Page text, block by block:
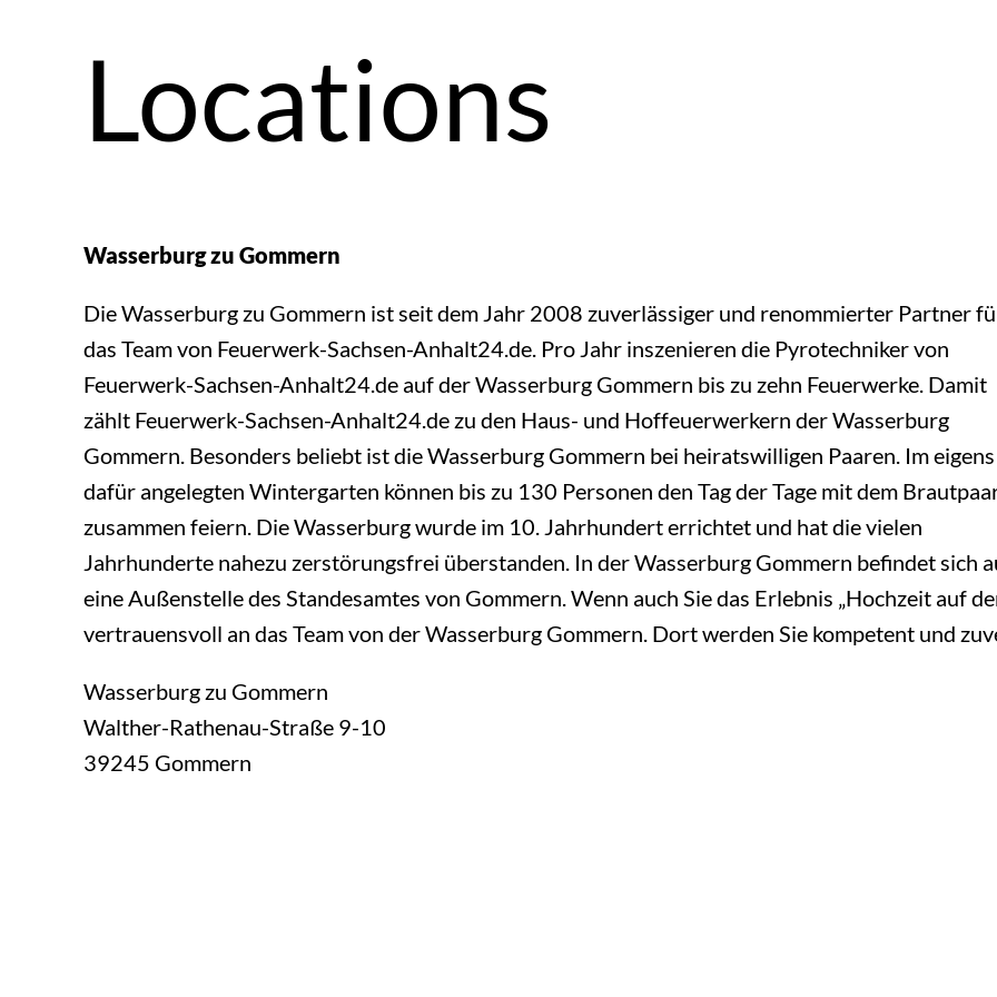
Locations
Wasserburg zu Gommern
Die Wasserburg zu Gommern ist seit dem Jahr 2008 zuverlässiger und renommierter Partner
das Team von Feuerwerk-Sachsen-Anhalt24.de. Pro Jahr inszenieren die Pyrotechniker von
Feuerwerk-Sachsen-Anhalt24.de auf der Wasserburg Gommern bis zu zehn Feuerwerke. Damit
zählt Feuerwerk-Sachsen-Anhalt24.de zu den Haus- und Hoffeuerwerkern der Wasserburg
Gommern. Besonders beliebt ist die Wasserburg Gommern bei heiratswilligen Paaren. Im eigens
dafür angelegten Wintergarten können bis zu 130 Personen den Tag der Tage mit dem
zusammen feiern. Die Wasserburg wurde im 10. Jahrhundert errichtet und hat die vielen
Jahrhunderte nahezu zerstörungsfrei überstanden. In der Wasserburg Gommern befindet sich
eine Außenstelle des Standesamtes von Gommern. Wenn auch Sie das Erlebnis „Hochzeit auf
vertrauensvoll an das Team von der Wasserburg Gommern. Dort werden Sie kompetent und
Wasserburg zu Gommern
Walther-Rathenau-Straße 9-10
39245 Gommern